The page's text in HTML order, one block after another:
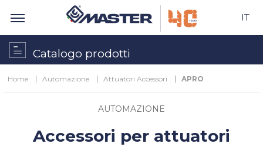
IT
Catalogo prodotti
Home Automazione Attuatori Accessori APRO
AUTOMAZIONE
Accessori per attuatori